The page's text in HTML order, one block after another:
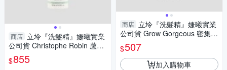
商店 立坽『洗髮精』婕曦實業
公司貨 Christophe Robin 蘆薈
保濕修護洗髮露500ml HS09 H
H01
$855
商店 立坽『洗髮精』婕曦實業
公司貨 Grow Gorgeous 密集強
韌洗髮精250ml IS05 IS06
$507
加入購物車